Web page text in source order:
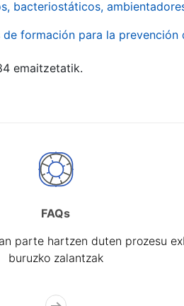
bacteriostáticos,
formación para la prevención
emaitzetatik.
FAQs
parte hartzen duten prozesu
buruzko zalantzak